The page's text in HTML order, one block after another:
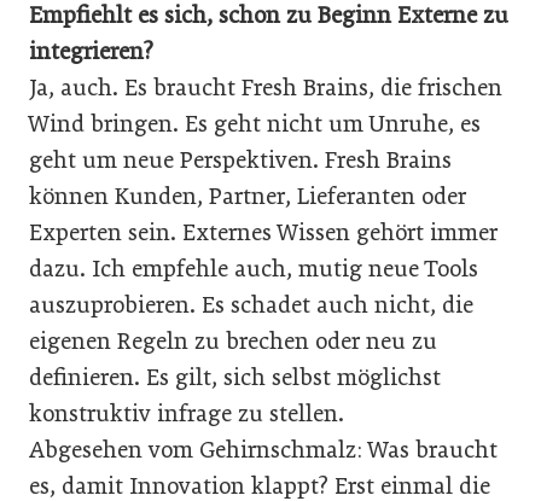
Empfiehlt es sich, schon zu Beginn Externe zu
integrieren?
Ja, auch. Es braucht Fresh Brains, die frischen
Wind bringen. Es geht nicht um Unruhe, es
geht um neue Perspektiven. Fresh Brains
können Kunden, Partner, Lieferanten oder
Experten sein. Externes Wissen gehört immer
dazu. Ich empfehle auch, mutig neue Tools
auszuprobieren. Es schadet auch nicht, die
eigenen Regeln zu brechen oder neu zu
definieren. Es gilt, sich selbst möglichst
konstruktiv infrage zu stellen.
Abgesehen vom Gehirnschmalz: Was braucht
es, damit Innovation klappt? Erst einmal die